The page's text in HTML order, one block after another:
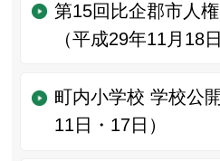
第15回比企郡市人
（平成29年11月18日
町内小学校 学校公
11日・17日）